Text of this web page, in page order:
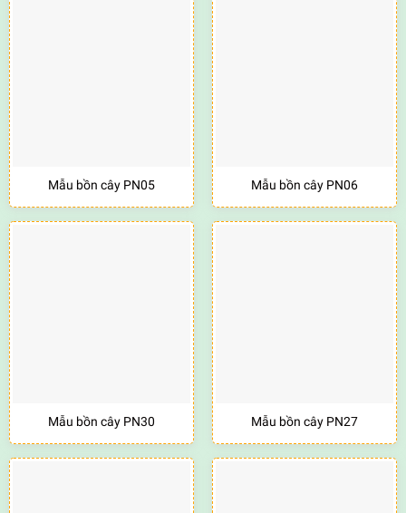
Mẫu bồn cây PN05 Mẫu bồn cây PN06
Mẫu bồn cây PN30 Mẫu bồn cây PN27